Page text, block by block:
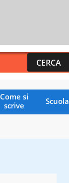
Come si
scrive
Scuola